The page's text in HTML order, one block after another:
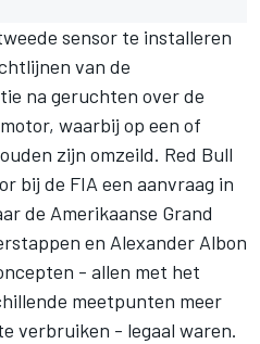
sensor te installeren
van de
na geruchten over de
waarbij op een of
zijn omzeild. Red Bull
bij de FIA een aanvraag in
de Amerikaanse Grand
en Alexander Albon
- allen met het
meetpunten meer
verbruiken - legaal waren.